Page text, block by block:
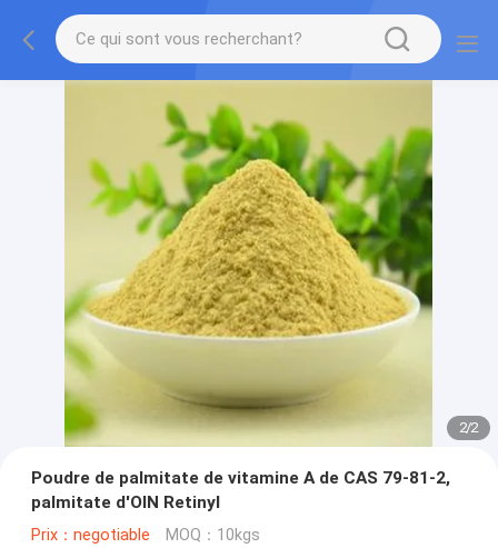
2/2
Poudre de palmitate de vitamine A de CAS 79-81-2,
palmitate d'OIN Retinyl
Prix：negotiable MOQ：10kgs